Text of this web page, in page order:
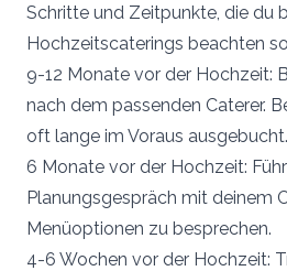
Schritte und Zeitpunkte, die du
Hochzeitscaterings beachten
9-12 Monate vor der Hochzeit:
nach dem passenden Caterer.
oft lange im Voraus ausgebucht.
6 Monate vor der Hochzeit:
Planungsgespräch mit deinem
Menüoptionen zu besprechen.
4-6 Wochen vor der Hochzeit: